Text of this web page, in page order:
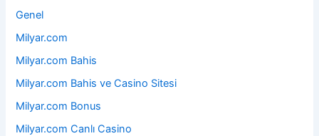
Genel
Milyar.com
Milyar.com Bahis
Milyar.com Bahis ve Casino Sitesi
Milyar.com Bonus
Milyar.com Canlı Casino